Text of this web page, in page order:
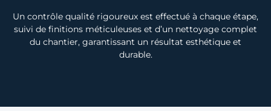
Un contrôle qualité rigoureux est effectué à chaque étape,
suivi de finitions méticuleuses et d’un nettoyage complet
du chantier, garantissant un résultat esthétique et
durable.